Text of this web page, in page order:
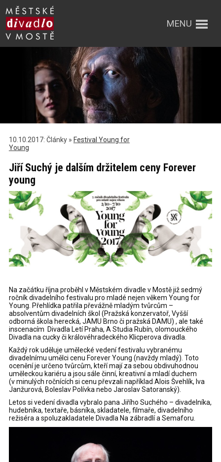
MENU
10.10.2017: Články » Festival Young for
Young
Jiří Suchý je dalším držitelem ceny Forever
young
Na začátku října proběhl v Městském divadle v Mostě již sedmý
ročník divadelního festivalu pro mladé nejen věkem Young for
Young. Přehlídka patřila převážně mladým tvůrcům –
absolventům divadelních škol (Pražská konzervatoř, Vyšší
odborná škola herecká, JAMU Brno či pražská DAMU) , ale také
inscenacím Divadla Letí Praha, A Studia Rubín, olomouckého
Divadla na cucky či královéhradeckého Klicperova divadla.
Každý rok uděluje umělecké vedení festivalu vybranému
divadelnímu umělci cenu Forever Young (navždy mladý). Toto
ocenění je určeno tvůrcům, kteří mají za sebou obdivuhodnou
uměleckou kariéru a jsou sále činní, kreativní a mladí duchem
(v minulých ročnících si cenu převzali například Alois Švehlík, Iva
Janžurová, Boleslav Polívka nebo Jaroslav Satoranský).
Letos si vedení divadla vybralo pana Jiřího Suchého – divadelníka,
hudebníka, textaře, básníka, skladatele, filmaře, divadelního
režiséra a spoluzakladatele Divadla Na zábradlí a Semaforu.